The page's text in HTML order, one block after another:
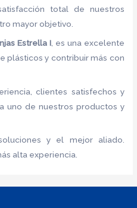
total de nuestros
mayor objetivo.
Estrella I, es una excelente
plásticos y contribuir más con
clientes satisfechos y
uno de nuestros productos y
y el mejor aliado.
alta experiencia.